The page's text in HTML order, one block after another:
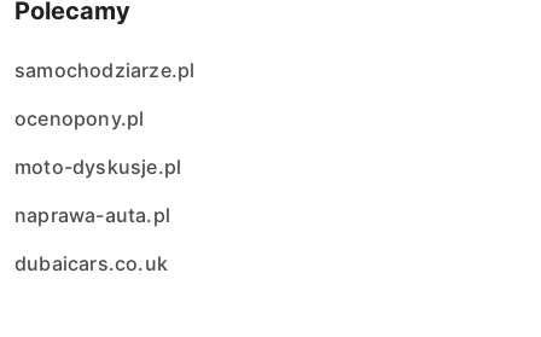
Polecamy
samochodziarze.pl
ocenopony.pl
moto-dyskusje.pl
naprawa-auta.pl
dubaicars.co.uk